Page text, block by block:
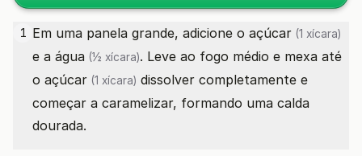
1 Em uma panela grande, adicione o açúcar (1 xícara)
e a água (½ xícara). Leve ao fogo médio e mexa até
o açúcar (1 xícara) dissolver completamente e
começar a caramelizar, formando uma calda
dourada.